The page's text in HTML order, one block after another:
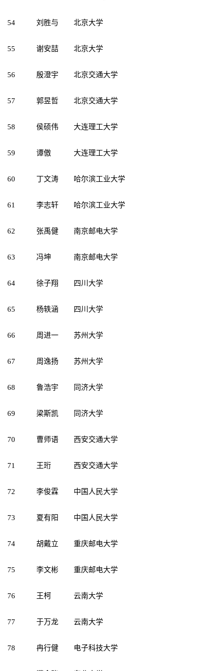
54 刘胜与 北京大学
55 谢安喆 北京大学
56 殷澄宇 北京交通大学
57 郭昱哲 北京交通大学
58 侯硕伟 大连理工大学
59 谭傲 大连理工大学
60 丁文涛 哈尔滨工业大学
61 李志轩 哈尔滨工业大学
62 张禹健 南京邮电大学
63 冯坤 南京邮电大学
64 徐子翔 四川大学
65 杨轶涵 四川大学
66 周进一 苏州大学
67 周逸扬 苏州大学
68 鲁浩宇 同济大学
69 梁斯凯 同济大学
70 曹师语 西安交通大学
71 王珩 西安交通大学
72 李俊霖 中国人民大学
73 夏有阳 中国人民大学
74 胡戴立 重庆邮电大学
75 李文彬 重庆邮电大学
76 王柯 云南大学
77 于万龙 云南大学
78 冉行健 电子科技大学